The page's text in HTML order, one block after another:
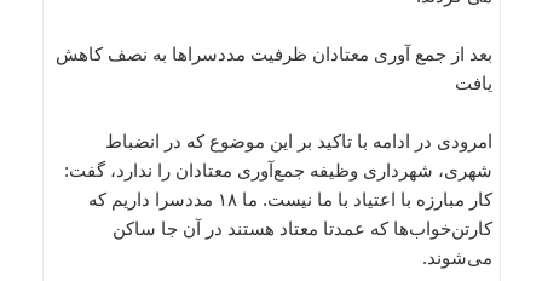
بعد از جمع آوری معتادان ظرفیت مددسراها به نصف کاهش
یافت
امرودی در ادامه با تاکید بر این موضوع که در انضباط
شهری، شهرداری وظیفه جمع‌آوری معتادان را ندارد، گفت:
کار مبارزه با اعتیاد با ما نیست. ما ۱۸ مددسرا داریم که
کارتن‌خواب‌ها که عمدتا معتاد هستند در آن جا ساکن
می‌شوند.